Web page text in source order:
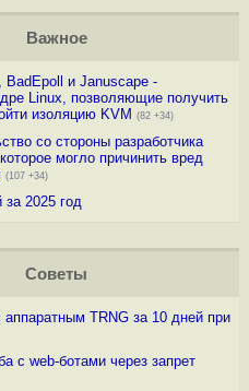
Важное
BadEpoll и Januscape -
Linux, позволяющие получить
изоляцию KVM
(82 +34)
со стороны разработчика
могло причинить вред
(107 +34)
2025 год
Советы
аппаратным TRNG за 10 дней при
с web-ботами через запрет